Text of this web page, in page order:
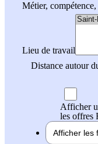
Métier,
Lieu de travail
Distance autour
Afficher
les offres
Afficher les